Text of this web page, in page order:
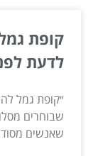
קופת
לדעת
״קופת גמל
שבוחרים
שאנשים